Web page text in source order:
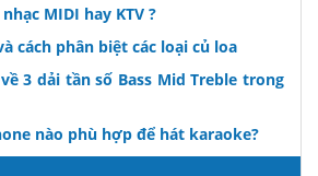
MIDI hay KTV ?
cách phân biệt các loại củ loa
3 dải tần số Bass Mid Treble trong
nào phù hợp để hát karaoke?